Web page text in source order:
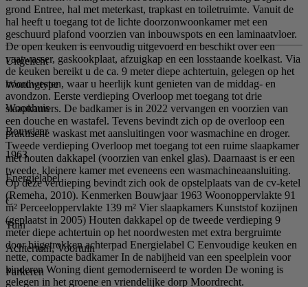
grond Entree, hal met meterkast, trapkast en toiletruimte. Vanuit de
hal heeft u toegang tot de lichte doorzonwoonkamer met een
geschuurd plafond voorzien van inbouwspots en een laminaatvloer.
De open keuken is eenvoudig uitgevoerd en beschikt over een
vaatwasser, gaskookplaat, afzuigkap en een losstaande koelkast. Via
de keuken bereikt u de ca. 9 meter diepe achtertuin, gelegen op het
noordwesten, waar u heerlijk kunt genieten van de middag- en
avondzon. Eerste verdieping Overloop met toegang tot drie
slaapkamers. De badkamer is in 2022 vervangen en voorzien van
een douche en wastafel. Tevens bevindt zich op de overloop een
praktische waskast met aansluitingen voor wasmachine en droger.
Tweede verdieping Overloop met toegang tot een ruime slaapkamer
met houten dakkapel (voorzien van enkel glas). Daarnaast is er een
tweede, kleinere kamer met eveneens een wasmachineaansluiting.
Op deze verdieping bevindt zich ook de opstelplaats van de cv-ketel
(Remeha, 2010). Kenmerken Bouwjaar 1963 Woonoppervlakte 91
m² Perceeloppervlakte 139 m² Vier slaapkamers Kunststof kozijnen
(geplaatst in 2005) Houten dakkapel op de tweede verdieping 9
meter diepe achtertuin op het noordwesten met extra bergruimte
door bijgetrokken achterpad Energielabel C Eenvoudige keuken en
nette, compacte badkamer In de nabijheid van een speelplein voor
kinderen Woning dient gemoderniseerd te worden De woning is
gelegen in het groene en vriendelijke dorp Moordrecht.
Uitgelicht
Woningtype
Woonhuis
Bouwjaar
1963
Energielabel
C
Tuin
Achtertuin, Voortuin
Parkeren